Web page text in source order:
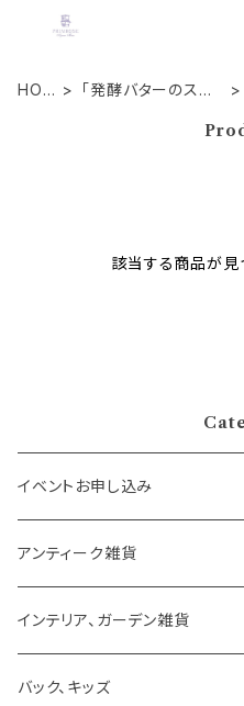
HOM
「発酵バターのスコ
該当する商品が見
イベントお申し込み
アンティーク雑貨
ゼリーモールド
コンポート
インテリア、ガーデン雑貨
バック、キッズ